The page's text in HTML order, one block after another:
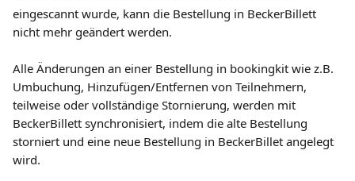
eingescannt wurde, kann die Bestellung in BeckerBillett
nicht mehr geändert werden.
Alle Änderungen an einer Bestellung in bookingkit wie z.B.
Umbuchung, Hinzufügen/Entfernen von Teilnehmern,
teilweise oder vollständige Stornierung, werden mit
BeckerBillett synchronisiert, indem die alte Bestellung
storniert und eine neue Bestellung in BeckerBillet angelegt
wird.